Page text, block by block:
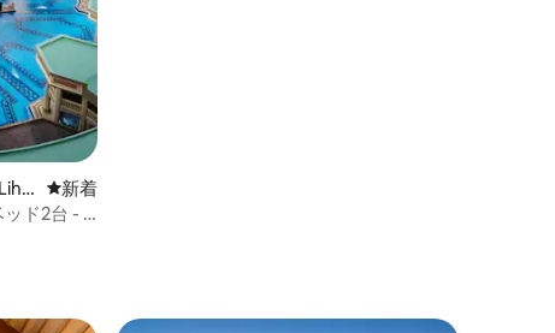
新しい宿泊先
新着
ド2台 - 1